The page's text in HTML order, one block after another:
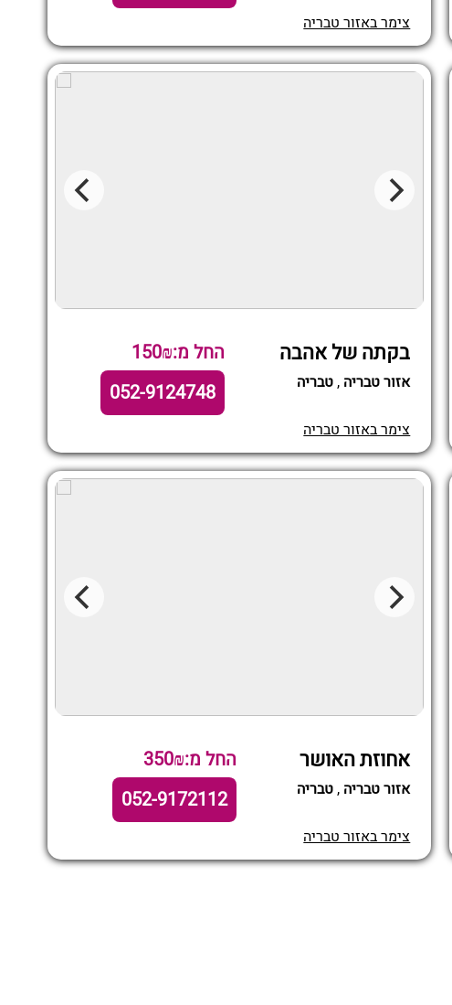
צימר באזור טבריה
בקתה של אהבה החל מ:150₪
אזור טבריה ,טבריה 052-9124748
צימר באזור טבריה
אחוזת האושר החל מ:350₪
אזור טבריה ,טבריה 052-9172112
צימר באזור טבריה